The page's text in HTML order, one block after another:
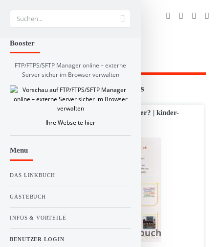
Branchen und RSS-Verzeichnis
Wo geht es hier eigentlich um die Kinder? | kinder-
verstehen.de
Booster
FTP/FTPS/SFTP Manager online – externe
Server sicher im Browser verwalten
Ihre Webseite hier
Menu
DAS LINKBUCH
GÄSTEBUCH
INFOS & VORTEILE
BENUTZER LOGIN